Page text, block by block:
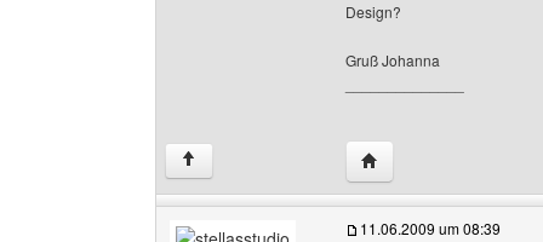
Design?
Gruß Johanna
↑ Website dieses
11.06.2009 um 08:39